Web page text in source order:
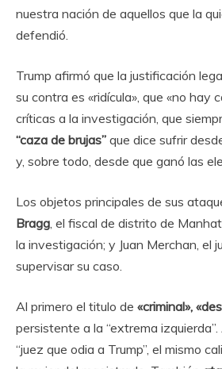
nuestra nación de aquellos que la
defendió.
Trump afirmó que la justificación
su contra es «ridícula», que «no hay
críticas a la investigación, que
“caza de brujas” que dice sufrir
y, sobre todo, desde que ganó las
Los objetos principales de sus
Bragg, el fiscal de distrito de
la investigación; y Juan Merchan, el
supervisar su caso.
Al primero el titulo de «criminal»,
persistente a la “extrema
“juez que odia a Trump”, el mismo